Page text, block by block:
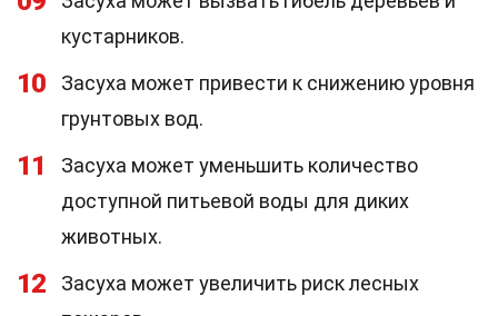
кустарников.
10
Засуха может привести к снижению уровня
грунтовых вод.
11
Засуха может уменьшить количество
доступной питьевой воды для диких
животных.
12
Засуха может увеличить риск лесных